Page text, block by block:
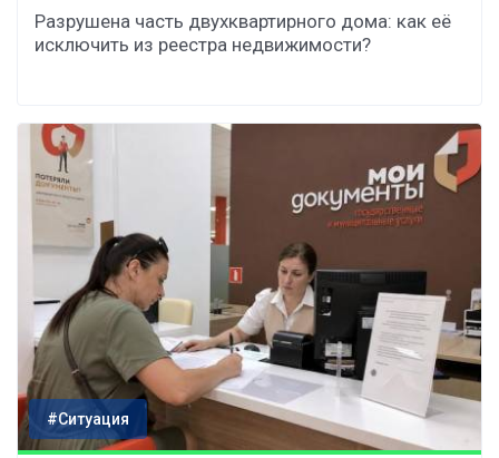
Разрушена часть двухквартирного дома: как её
исключить из реестра недвижимости?
#Ситуация